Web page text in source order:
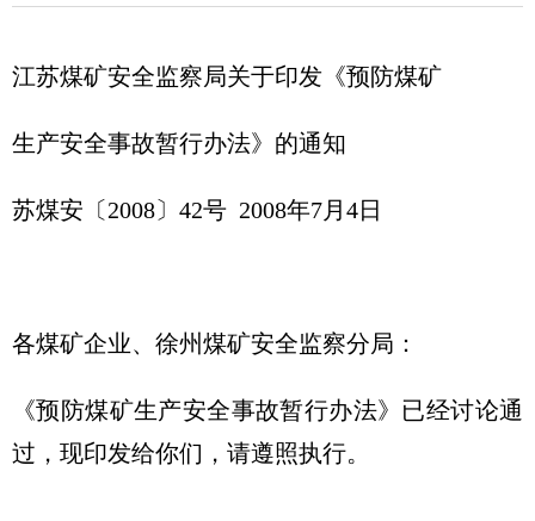
江苏煤矿安全监察局关于印发《预防煤矿
生产安全事故暂行办法》的通知
苏煤安〔2008〕42号 2008年7月4日
各煤矿企业、徐州煤矿安全监察分局：
《预防煤矿生产安全事故暂行办法》已经讨论通
过，现印发给你们，请遵照执行。